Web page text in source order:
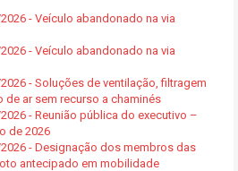
- Veículo abandonado na via
- Veículo abandonado na via
- Soluções de ventilação, filtragem
de ar sem recurso a chaminés
- Reunião pública do executivo –
de 2026
- Designação dos membros das
antecipado em mobilidade